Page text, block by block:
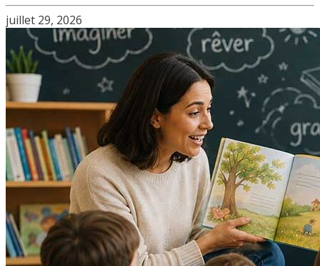
juillet 29, 2026